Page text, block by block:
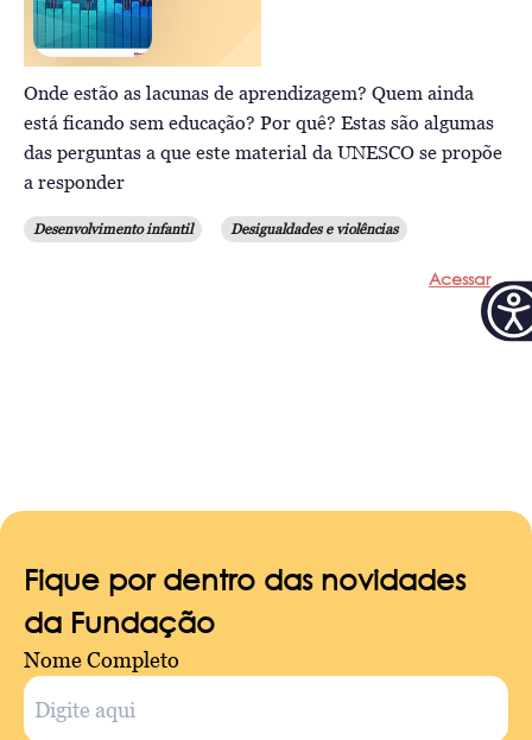
Onde estão as lacunas de aprendizagem? Quem ainda
está ficando sem educação? Por quê? Estas são algumas
das perguntas a que este material da UNESCO se propõe
a responder
Desenvolvimento infantil Desigualdades e violências
Acessar
Fique por dentro das novidades
da Fundação
Nome Completo